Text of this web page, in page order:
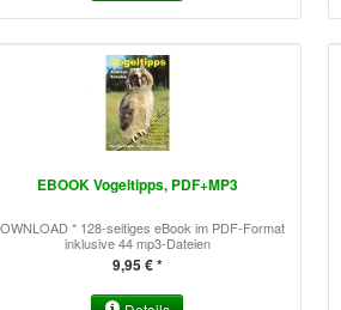
EBOOK Vogeltipps, PDF+MP3
* 128-seitiges eBook im PDF-Format
inklusive 44 mp3-Dateien
9,95 € *